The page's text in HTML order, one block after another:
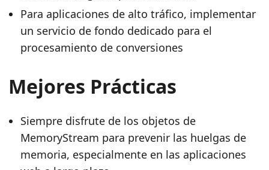
Para aplicaciones de alto tráfico, implementar
un servicio de fondo dedicado para el
procesamiento de conversiones
Mejores Prácticas
Siempre disfrute de los objetos de
MemoryStream para prevenir las huelgas de
memoria, especialmente en las aplicaciones